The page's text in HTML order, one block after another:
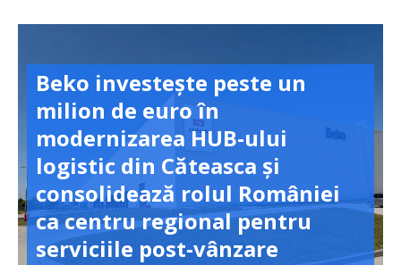
Beko investește peste un
milion de euro în
modernizarea HUB-ului
logistic din Căteasca și
consolidează rolul României
ca centru regional pentru
serviciile post-vânzare